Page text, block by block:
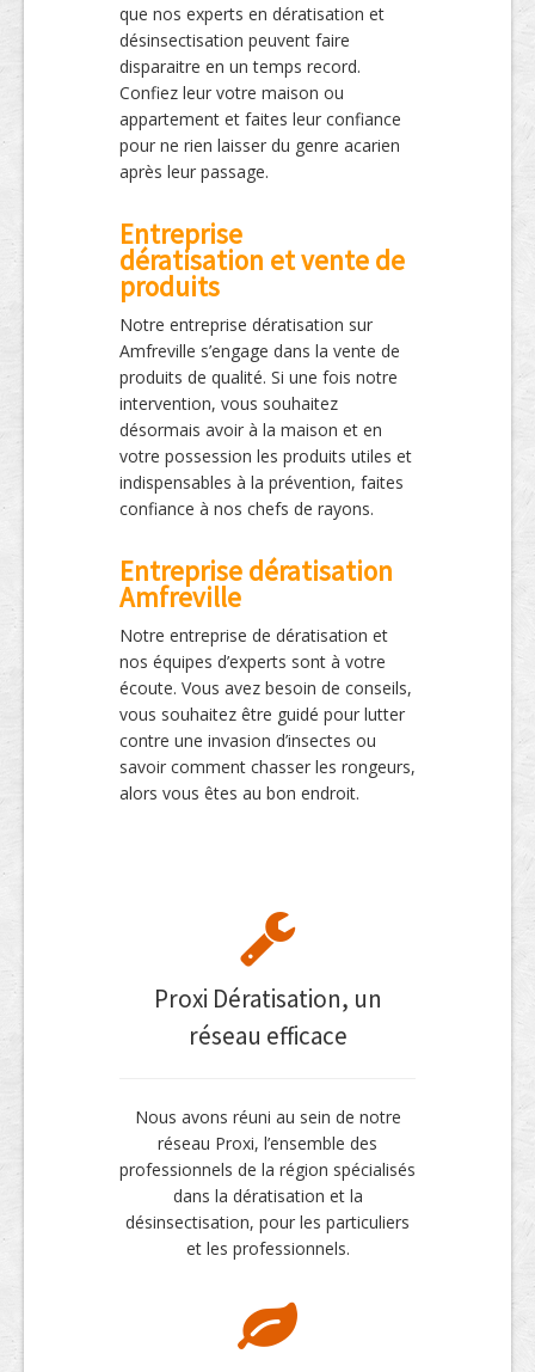
que nos experts en dératisation et
désinsectisation peuvent faire
disparaitre en un temps record.
Confiez leur votre maison ou
appartement et faites leur confiance
pour ne rien laisser du genre acarien
après leur passage.
Entreprise
dératisation et vente de
produits
Notre entreprise dératisation sur
Amfreville s’engage dans la vente de
produits de qualité. Si une fois notre
intervention, vous souhaitez
désormais avoir à la maison et en
votre possession les produits utiles et
indispensables à la prévention, faites
confiance à nos chefs de rayons.
Entreprise dératisation
Amfreville
Notre entreprise de dératisation et
nos équipes d’experts sont à votre
écoute. Vous avez besoin de conseils,
vous souhaitez être guidé pour lutter
contre une invasion d’insectes ou
savoir comment chasser les rongeurs,
alors vous êtes au bon endroit.
Proxi Dératisation, un
réseau efficace
Nous avons réuni au sein de notre
réseau Proxi, l’ensemble des
professionnels de la région spécialisés
dans la dératisation et la
désinsectisation, pour les particuliers
et les professionnels.